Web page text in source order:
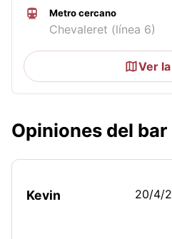
Metro cercano
Chevaleret (línea 6)
Ver
Opiniones del
Kevin 20/4/